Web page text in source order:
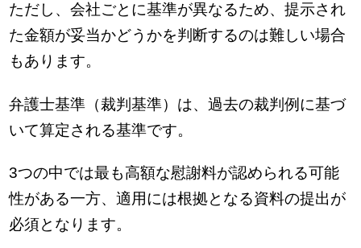
ただし、会社ごとに基準が異なるため、提示され
た金額が妥当かどうかを判断するのは難しい場合
もあります。
弁護士基準（裁判基準）は、過去の裁判例に基づ
いて算定される基準です。
3つの中では最も高額な慰謝料が認められる可能
性がある一方、適用には根拠となる資料の提出が
必須となります。